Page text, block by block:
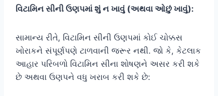
વિટામિન સીની ઉણપમાં શું ન ખાવું (અથવા ઓછું ખાવું):
સામાન્ય રીતે, વિટામિન સીની ઉણપમાં કોઈ ચોક્કસ
ખોરાકને સંપૂર્ણપણે ટાળવાની જરૂર નથી. જો કે, કેટલાક
આહાર પરિબળો વિટામિન સીના શોષણને અસર કરી શકે
છે અથવા ઉણપને વધુ ખરાબ કરી શકે છે: